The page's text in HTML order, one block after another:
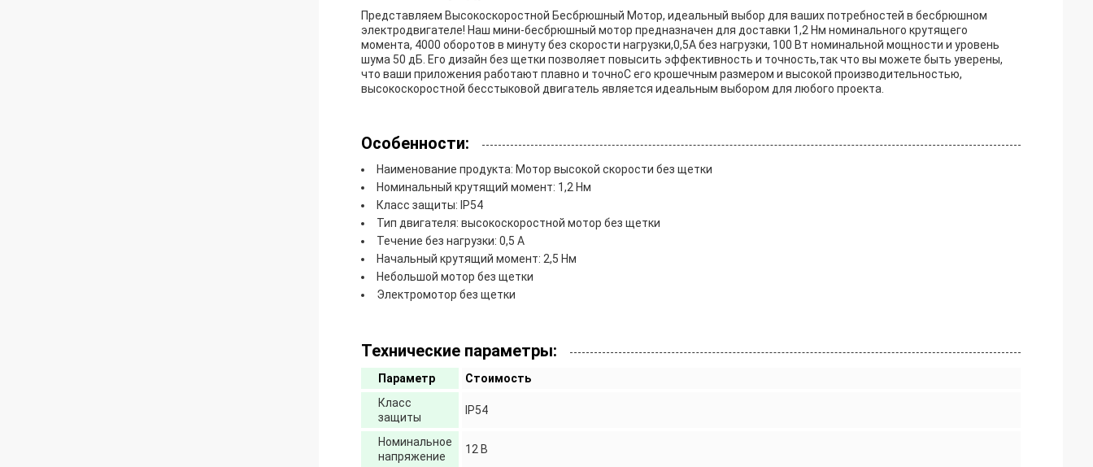
Представляем Высокоскоростной Бесбрюшный Мотор, идеальный выбор для ваших потребностей в бесбрюшном
электродвигателе! Наш мини-бесбрюшный мотор предназначен для доставки 1,2 Нм номинального крутящего
момента, 4000 оборотов в минуту без скорости нагрузки,0,5А без нагрузки, 100 Вт номинальной мощности и уровень
шума 50 дБ. Его дизайн без щетки позволяет повысить эффективность и точность,так что вы можете быть уверены,
что ваши приложения работают плавно и точноС его крошечным размером и высокой производительностью,
высокоскоростной бесстыковой двигатель является идеальным выбором для любого проекта.
Особенности:
Наименование продукта: Мотор высокой скорости без щетки
Номинальный крутящий момент: 1,2 Нм
Класс защиты: IP54
Тип двигателя: высокоскоростной мотор без щетки
Течение без нагрузки: 0,5 А
Начальный крутящий момент: 2,5 Нм
Небольшой мотор без щетки
Электромотор без щетки
Технические параметры:
Параметр
Стоимость
Класс
защиты
IP54
Номинальное
напряжение
12 В